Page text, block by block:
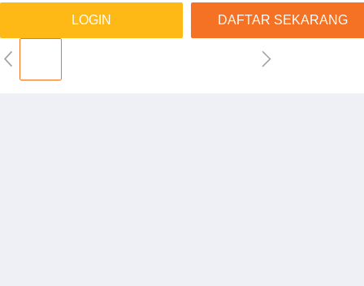
LOGIN DAFTAR SEKARANG